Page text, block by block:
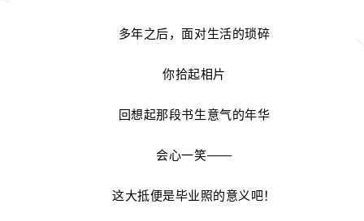
多年之后，面对生活的琐碎
你拾起相片
回想起那段书生意气的年华
会心一笑——
这大抵便是毕业照的意义吧！